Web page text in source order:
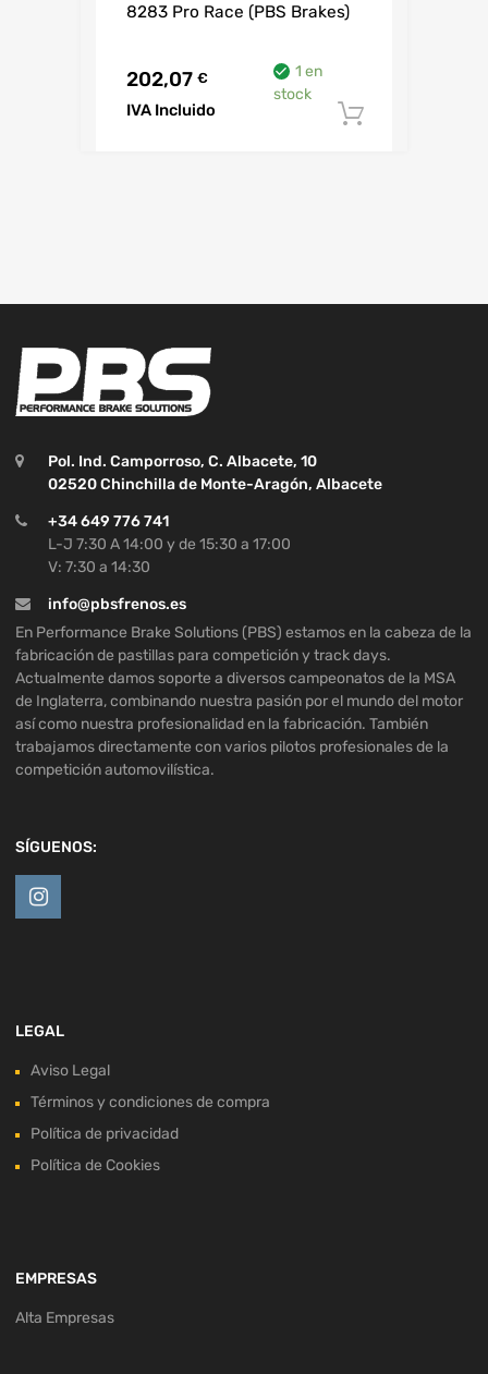
8283 Pro Race (PBS Brakes)
202,07 €
IVA Incluido
1 en
stock
Pol. Ind. Camporroso, C. Albacete, 10
02520 Chinchilla de Monte-Aragón, Albacete
+34 649 776 741
L-J 7:30 A 14:00 y de 15:30 a 17:00
V: 7:30 a 14:30
info@pbsfrenos.es
En Performance Brake Solutions (PBS) estamos en la cabeza de la
fabricación de pastillas para competición y track days.
Actualmente damos soporte a diversos campeonatos de la MSA
de Inglaterra, combinando nuestra pasión por el mundo del motor
así como nuestra profesionalidad en la fabricación. También
trabajamos directamente con varios pilotos profesionales de la
competición automovilística.
SÍGUENOS:
LEGAL
Aviso Legal
Términos y condiciones de compra
Política de privacidad
Política de Cookies
EMPRESAS
Alta Empresas